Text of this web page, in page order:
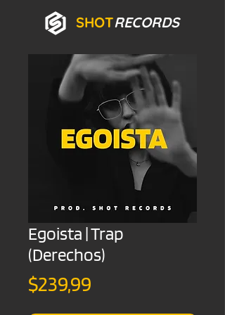
SHOTRECORDS
Egoista | Trap
(Derechos)
$239,99